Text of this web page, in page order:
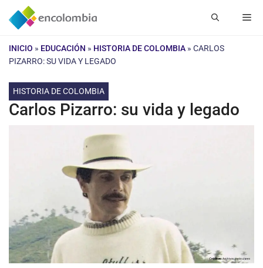
Saltar
INICIO » EDUCACIÓN » HISTORIA DE COLOMBIA » CARLOS
PIZARRO: SU VIDA Y LEGADO
HISTORIA DE COLOMBIA
Carlos Pizarro: su vida y legado